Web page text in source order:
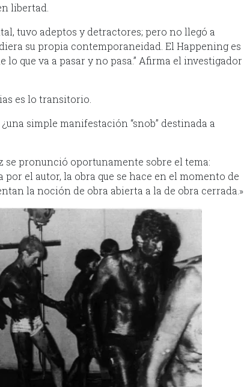
libertad.
tuvo adeptos y detractores; pero no llegó a
su propia contemporaneidad. El Happening es
lo que va a pasar y no pasa.” Afirma el investigador
es lo transitorio.
simple manifestación “snob” destinada a
pronunció oportunamente sobre el tema:
el autor, la obra que se hace en el momento de
la noción de obra abierta a la de obra cerrada.»